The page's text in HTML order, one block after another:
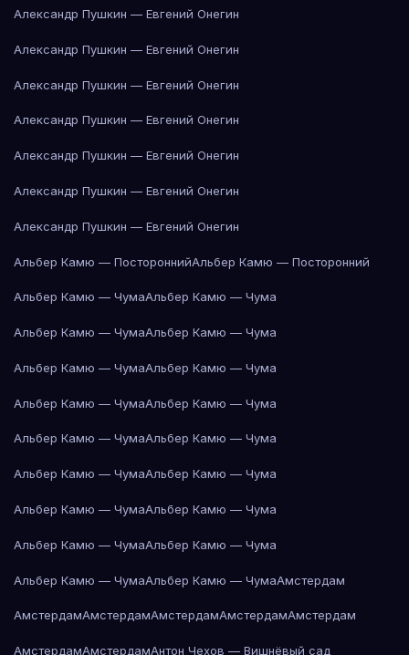
Александр Пушкин — Евгений Онегин
Александр Пушкин — Евгений Онегин
Александр Пушкин — Евгений Онегин
Александр Пушкин — Евгений Онегин
Александр Пушкин — Евгений Онегин
Александр Пушкин — Евгений Онегин
Александр Пушкин — Евгений Онегин
Альбер Камю — ПостороннийАльбер Камю — Посторонний
Альбер Камю — ЧумаАльбер Камю — Чума
Альбер Камю — ЧумаАльбер Камю — Чума
Альбер Камю — ЧумаАльбер Камю — Чума
Альбер Камю — ЧумаАльбер Камю — Чума
Альбер Камю — ЧумаАльбер Камю — Чума
Альбер Камю — ЧумаАльбер Камю — Чума
Альбер Камю — ЧумаАльбер Камю — Чума
Альбер Камю — ЧумаАльбер Камю — Чума
Альбер Камю — ЧумаАльбер Камю — ЧумаАмстердам
АмстердамАмстердамАмстердамАмстердамАмстердам
АмстердамАмстердамАнтон Чехов — Вишнёвый сад